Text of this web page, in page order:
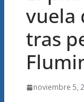
vuela
tras
noviembre 5,